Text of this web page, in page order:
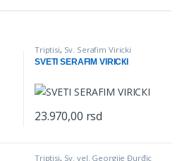
Triptisi, Sv. Serafim Viricki
SVETI SERAFIM VIRICКI
23.970,00 rsd
Triptisi, Sv. vel. Georgije Đurđic